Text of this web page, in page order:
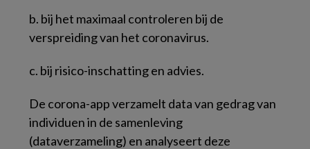
b. bij het maximaal controleren bij de
verspreiding van het coronavirus.
c. bij risico-inschatting en advies.
De corona-app verzamelt data van gedrag van
individuen in de samenleving
(dataverzameling) en analyseert deze